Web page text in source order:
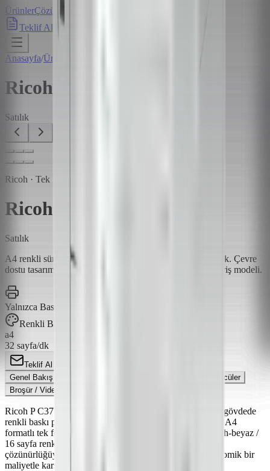
ÜrünlerÇözümler
Teklif Al
Anasayfa/Ürünler
Ricoh P C375
Satılık
Ricoh · Tek Fonksiyonlu Yazıcılar
Ricoh P C375
Satılık
A4 renkli sürdürülebilir tek fonksiyonlu yazıcı, 32 sayfa/dk. Çevre
dostu tasarımla küçük ofislere yönelik ekonomik renkli giriş modeli.
Yalnızca Baskı
Renkli Baskı
a4
32 sayfa/dk
Teklif Al
Genel Bakış
Sürücüler
Broşür / Video
Ricoh P C375, küçük ve orta ölçekli ofislere kompakt bir gövdede
renkli baskı performansını çevre dostu bir tasarımla sunan A4
formatlı tek fonksiyonlu yazıcıdır. Dakikada 32 sayfa siyah-beyaz /
16 sayfa renkli çift-yön baskı hızı ve 1.200 × 1.200 dpi
çözünürlüğüyle günlük yazışma ve sunum üretimini ekonomik bir
maliyetle karşılar.